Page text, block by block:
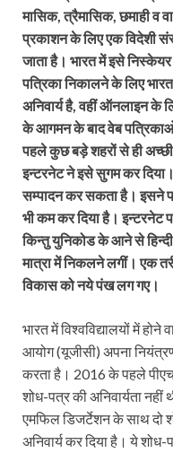
मासिक, त्रैमासिक, छमाही व
प्रकाशन के लिए एक विदेशी
जाता है। भारत में इसे निस्केयर
पत्रिका निकालने के लिए
अनिवार्य है, वहीं ऑनलाइन के
के आगमन के बाद वेब
पहले कुछ बड़े शहरों से ही
इन्टरनेट ने इसे सुगम कर
सम्पादन कर सकता है। इसने
भी कम कर दिया है। इन्टरनेट
किन्तु युनिकोड के आने से
मात्रा में निकलने लगीं। एक
विकास को नये पंख लग गए।
भारत में विश्वविद्यालयों में होने
आयोग (यूजीसी) अपना
करता है। 2016 के पहले
शोध-पत्र की अनिवार्यता
एमफिल डिजर्टेशन के साथ दो
अनिवार्य कर दिया है। ये